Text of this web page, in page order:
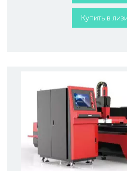
Купить в